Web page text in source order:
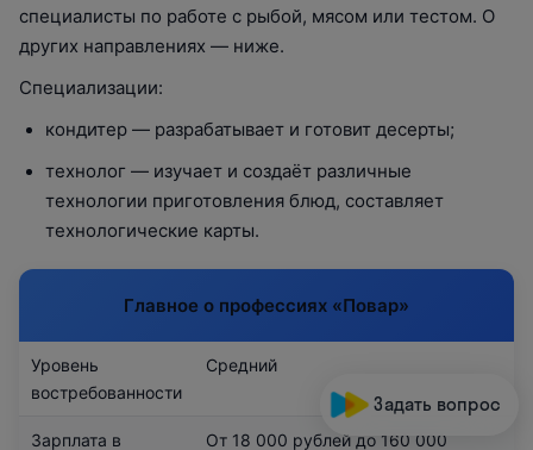
специалисты по работе с рыбой, мясом или тестом. О
других направлениях — ниже.
Специализации:
кондитер — разрабатывает и готовит десерты;
технолог — изучает и создаёт различные
технологии приготовления блюд, составляет
технологические карты.
Главное о профессиях «‎Повар»
Уровень
востребованности
Средний
Зарплата в От 18 000 рублей до 160 000
Задать вопрос